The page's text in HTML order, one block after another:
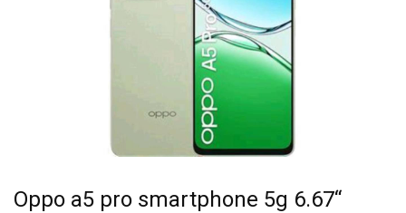
Oppo a5 pro smartphone 5g 6.67“